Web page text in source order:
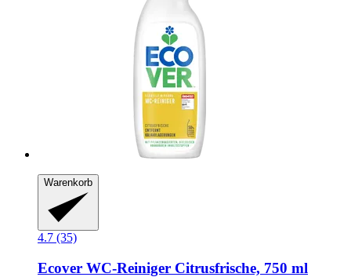
Warenkorb
4.7 (35)
Ecover WC-​Reiniger Citrusfrische, 750 ml